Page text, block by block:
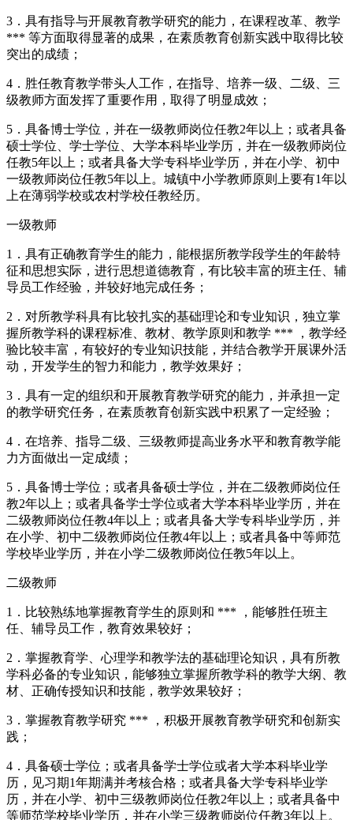
3．具有指导与开展教育教学研究的能力，在课程改革、教学
*** 等方面取得显著的成果，在素质教育创新实践中取得比较
突出的成绩；
4．胜任教育教学带头人工作，在指导、培养一级、二级、三
级教师方面发挥了重要作用，取得了明显成效；
5．具备博士学位，并在一级教师岗位任教2年以上；或者具备
硕士学位、学士学位、大学本科毕业学历，并在一级教师岗位
任教5年以上；或者具备大学专科毕业学历，并在小学、初中
一级教师岗位任教5年以上。城镇中小学教师原则上要有1年以
上在薄弱学校或农村学校任教经历。
一级教师
1．具有正确教育学生的能力，能根据所教学段学生的年龄特
征和思想实际，进行思想道德教育，有比较丰富的班主任、辅
导员工作经验，并较好地完成任务；
2．对所教学科具有比较扎实的基础理论和专业知识，独立掌
握所教学科的课程标准、教材、教学原则和教学 *** ，教学经
验比较丰富，有较好的专业知识技能，并结合教学开展课外活
动，开发学生的智力和能力，教学效果好；
3．具有一定的组织和开展教育教学研究的能力，并承担一定
的教学研究任务，在素质教育创新实践中积累了一定经验；
4．在培养、指导二级、三级教师提高业务水平和教育教学能
力方面做出一定成绩；
5．具备博士学位；或者具备硕士学位，并在二级教师岗位任
教2年以上；或者具备学士学位或者大学本科毕业学历，并在
二级教师岗位任教4年以上；或者具备大学专科毕业学历，并
在小学、初中二级教师岗位任教4年以上；或者具备中等师范
学校毕业学历，并在小学二级教师岗位任教5年以上。
二级教师
1．比较熟练地掌握教育学生的原则和 *** ，能够胜任班主
任、辅导员工作，教育效果较好；
2．掌握教育学、心理学和教学法的基础理论知识，具有所教
学科必备的专业知识，能够独立掌握所教学科的教学大纲、教
材、正确传授知识和技能，教学效果较好；
3．掌握教育教学研究 *** ，积极开展教育教学研究和创新实
践；
4．具备硕士学位；或者具备学士学位或者大学本科毕业学
历，见习期1年期满并考核合格；或者具备大学专科毕业学
历，并在小学、初中三级教师岗位任教2年以上；或者具备中
等师范学校毕业学历，并在小学三级教师岗位任教3年以上。